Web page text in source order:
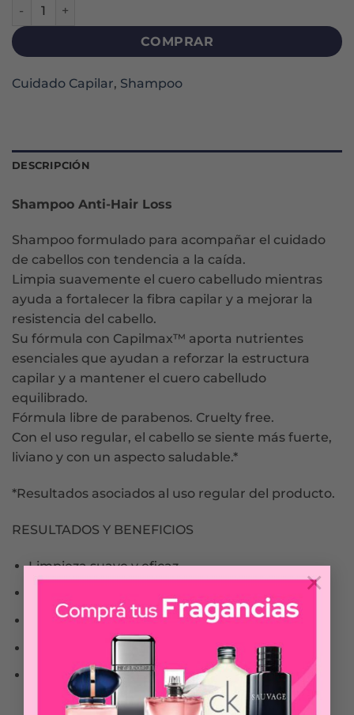
×
COMPRAR
Cuidado Capilar, Shampoo
DESCRIPCIÓN
Shampoo Anti-Hair Loss
Shampoo formulado para acompañar el cuidado
de cabellos con tendencia a la caída.
Limpia suavemente el cuero cabelludo mientras
ayuda a fortalecer la fibra capilar y a mejorar la
resistencia del cabello.
Su fórmula con Capilmax™ aporta nutrientes
esenciales que ayudan a reforzar la estructura
capilar y a mantener el cuero cabelludo
equilibrado.
Fórmula libre de parabenos. Cruelty free.
Con el uso regular, el cabello se siente más fuerte,
liviano y con un aspecto saludable.*
*Resultados asociados al uso regular del producto.
RESULTADOS Y BENEFICIOS
Limpieza suave y eficaz
Cuero cabelludo equilibrado
Mayor resistencia y brillo natural
Ideal para cabellos con tendencia a la caída